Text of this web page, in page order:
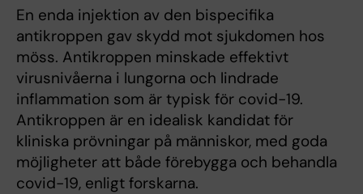
En enda injektion av den bispecifika
antikroppen gav skydd mot sjukdomen hos
möss. Antikroppen minskade effektivt
virusnivåerna i lungorna och lindrade
inflammation som är typisk för covid-19.
Antikroppen är en idealisk kandidat för
kliniska prövningar på människor, med goda
möjligheter att både förebygga och behandla
covid-19, enligt forskarna.